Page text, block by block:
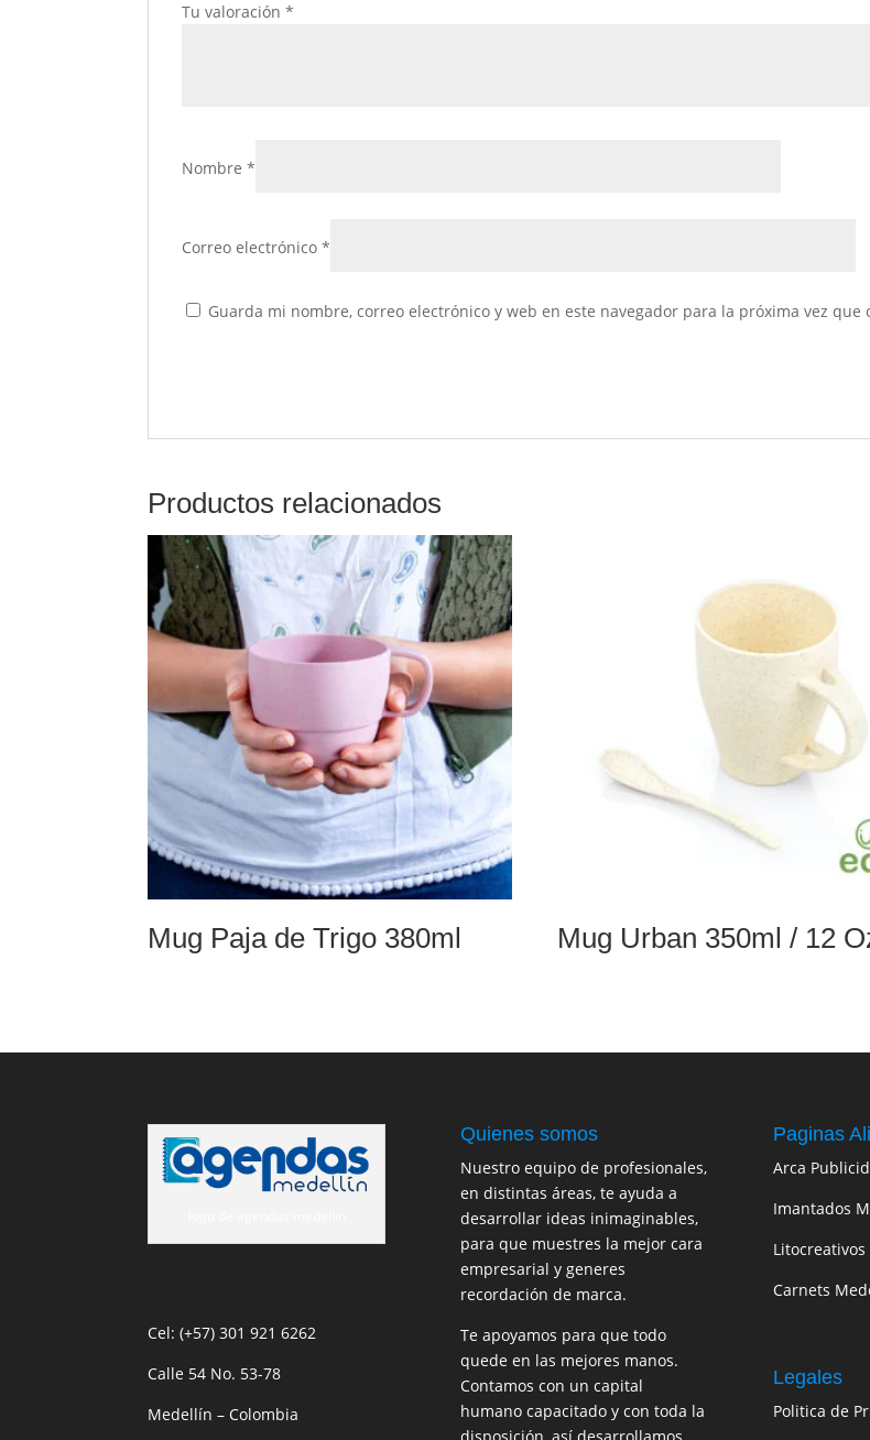
Tu valoración*
Nombre*
Correo electrónico*
Guarda mi nombre, correo electrónico y web en este navegador para la próxima vez que
Productos relacionados
Mug Paja de Trigo 380ml Mug Urban 350ml / 12
Cel: (+57) 301 921 6262
Calle 54 No. 53-78
Medellín – Colombia
Quienes somos
Nuestro equipo de profesionales,
en distintas áreas, te ayuda a
desarrollar ideas inimaginables,
para que muestres la mejor cara
empresarial y generes
recordación de marca.
Te apoyamos para que todo
quede en las mejores manos.
Contamos con un capital
humano capacitado y con toda la
Paginas
Arca
Imantados
Carnets
Legales
Politica de